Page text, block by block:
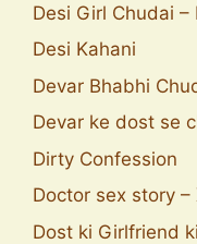
Desi Girl Chudai
Desi Kahani
Devar Bhabhi
Devar ke dost se
Dirty Confession
Doctor sex story –
Dost ki Girlfriend